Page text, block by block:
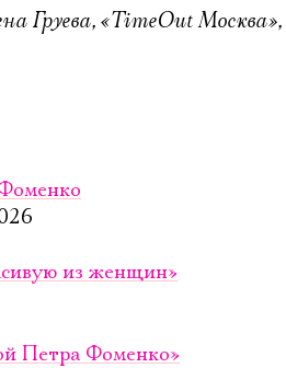
Груева, «TimeOut
из женщин»
Петра Фоменко»